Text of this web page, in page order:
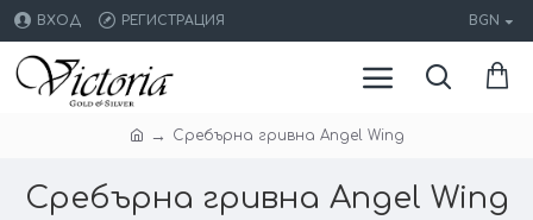
ВХОД РЕГИСТРАЦИЯ BGN
Сребърнa гривна Angel Wing
Сребърнa гривна Angel Wing